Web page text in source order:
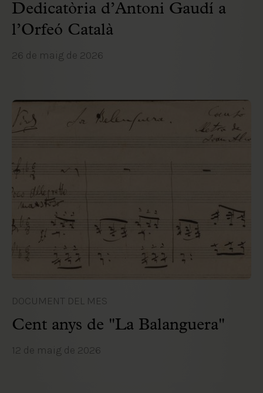
Dedicatòria d’Antoni Gaudí a
l’Orfeó Català
26 de maig de 2026
DOCUMENT DEL MES
Cent anys de "La Balanguera"
12 de maig de 2026